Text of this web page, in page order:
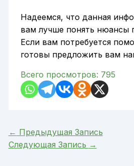
Надеемся, что данная
вам лучше понять нюансы
Если вам потребуется
готовы предложить вам
Всего просмотров: 795
← Предыдущая Запись
Следующая Запись →